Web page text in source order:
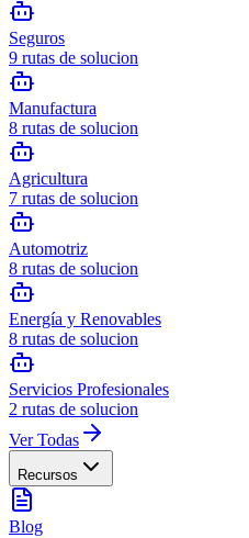
Seguros
9 rutas de solucion
Manufactura
8 rutas de solucion
Agricultura
7 rutas de solucion
Automotriz
8 rutas de solucion
Energía y Renovables
8 rutas de solucion
Servicios Profesionales
2 rutas de solucion
Ver Todas
Recursos
Blog